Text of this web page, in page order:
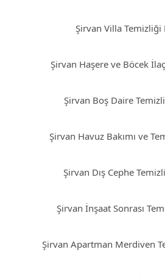
Şirvan Villa Temizliği
Şirvan Haşere ve Böcek
Şirvan Boş Daire
Şirvan Havuz Bakımı ve
Şirvan Dış Cephe
Şirvan İnşaat Sonrası
Şirvan Apartman Merdiven